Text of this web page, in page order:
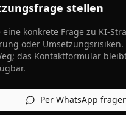
stellen
eine konkrete Frage zu KI-
oder
das Kontaktformular
Per WhatsApp